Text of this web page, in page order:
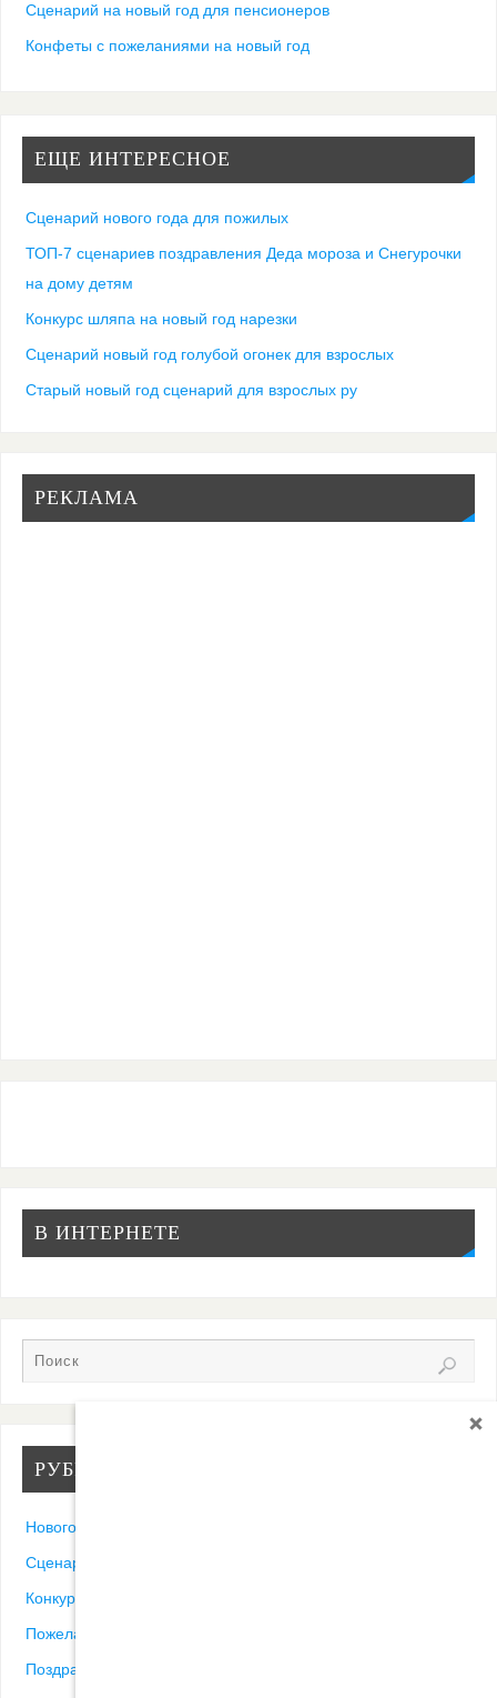
Сценарий на новый год для пенсионеров
Конфеты с пожеланиями на новый год
ЕЩЕ ИНТЕРЕСНОЕ
Сценарий нового года для пожилых
ТОП-7 сценариев поздравления Деда мороза и Снегурочки
на дому детям
Конкурс шляпа на новый год нарезки
Сценарий новый год голубой огонек для взрослых
Старый новый год сценарий для взрослых ру
РЕКЛАМА
В ИНТЕРНЕТЕ
РУБРИКИ
Новогодние песни
Сценарии
Конкурсы
Пожелания
Поздравления